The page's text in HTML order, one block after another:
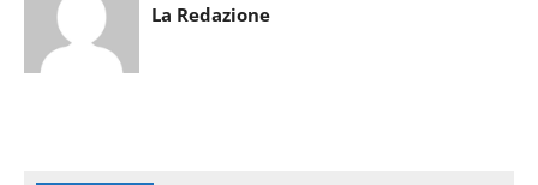
La Redazione